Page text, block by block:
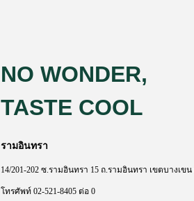
NO WONDER,
TASTE COOL
รามอินทรา
14/201-202 ซ รามอินทรา 15 ถ รามอินทรา เขตบางเขน
โทรศัพท์ 02-521-8405 ต่อ 0